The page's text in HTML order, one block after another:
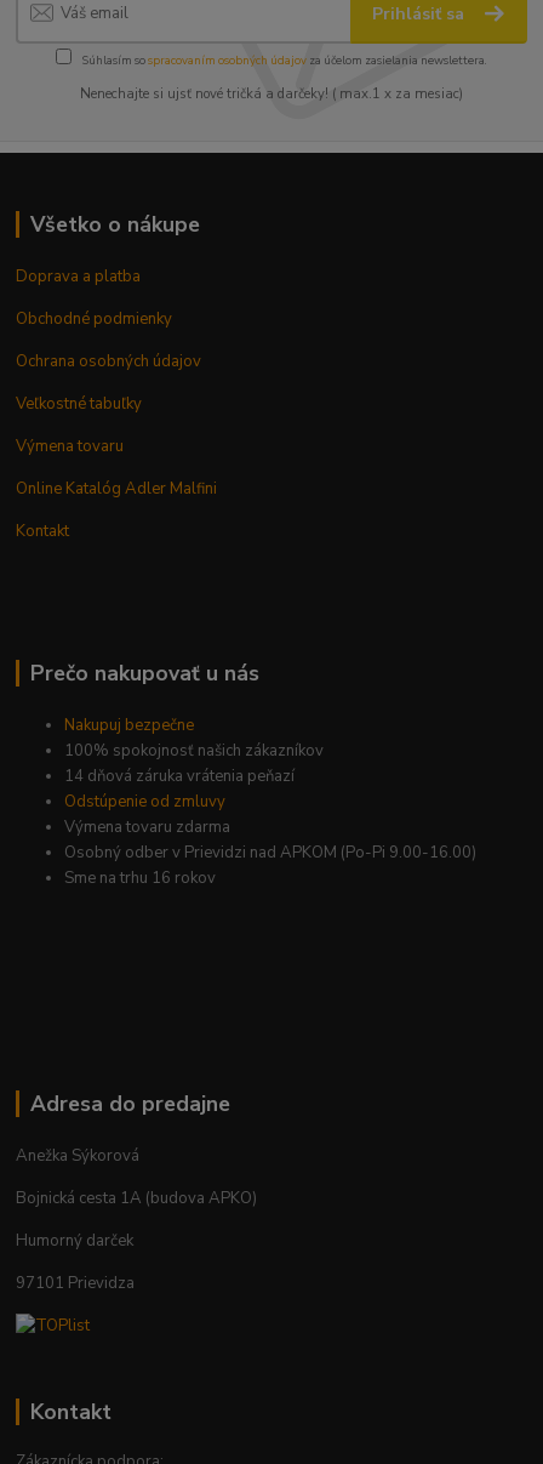
Prihlásiť sa
Súhlasím sospracovaním osobných údajov za účelom zasielania newslettera.
Nenechajte si ujsť nové tričká a darčeky! ( max.1 x za mesiac)
Všetko o nákupe
Doprava a platba
Obchodné podmienky
Ochrana osobných údajov
Veľkostné tabuľky
Výmena tovaru
Online Katalóg Adler Malfini
Kontakt
Prečo nakupovať u nás
Nakupuj bezpečne
100% spokojnosť našich zákazníkov
14 dňová záruka vrátenia peňazí
Odstúpenie od zmluvy
Výmena tovaru zdarma
Osobný odber v Prievidzi nad APKOM (Po-Pi 9.00-16.00)
Sme na trhu 16 rokov
Adresa do predajne
Anežka Sýkorová
Bojnická cesta 1A (budova APKO)
Humorný darček
97101 Prievidza
Kontakt